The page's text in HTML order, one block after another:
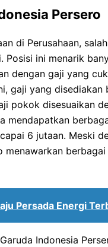
Persero
di Perusahaan,
Posisi ini menarik
dengan gaji yang
gaji yang
pokok disesuaikan
mendapatkan
6 jutaan. Meski
menawarkan
Persada Energi
Indonesia